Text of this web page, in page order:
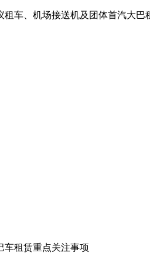
车、机场接送机及团体首汽大巴
车租赁重点关注事项